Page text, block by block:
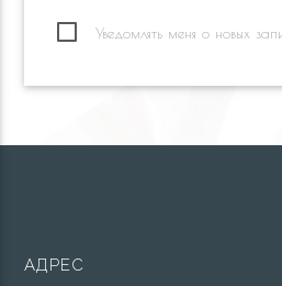
Уведомлять меня о новых
АДРЕС